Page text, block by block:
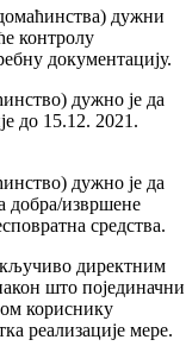
дужни
контролу
документацију.
дужно је да
до 15.12. 2021.
дужно је да
добра/извршене
средства.
директним
што појединачни
кориснику
реализације мере.